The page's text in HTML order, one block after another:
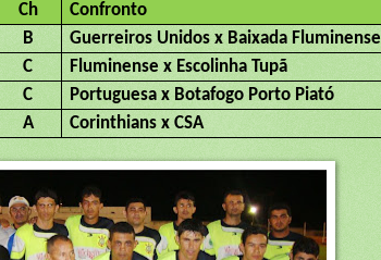
Ch
Confronto
B
Guerreiros Unidos x Baixada Fluminense
C
Fluminense x Escolinha Tupã
C
Portuguesa x Botafogo Porto Piató
A Corinthians x CSA